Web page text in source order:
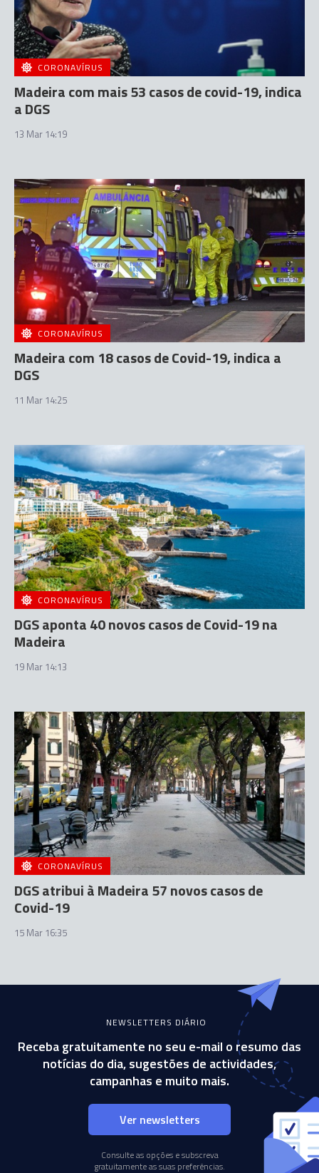
CORONAVÍRUS
Madeira com mais 53 casos de covid-19, indica
a DGS
13 Mar 14:19
CORONAVÍRUS
Madeira com 18 casos de Covid-19, indica a
DGS
11 Mar 14:25
CORONAVÍRUS
DGS aponta 40 novos casos de Covid-19 na
Madeira
19 Mar 14:13
CORONAVÍRUS
DGS atribui à Madeira 57 novos casos de
Covid-19
15 Mar 16:35
NEWSLETTERS DIÁRIO
Receba gratuitamente no seu e-mail o resumo das
notícias do dia, sugestões de actividades,
campanhas e muito mais.
Ver newsletters
Consulte as opções e subscreva
gratuitamente as suas preferências.